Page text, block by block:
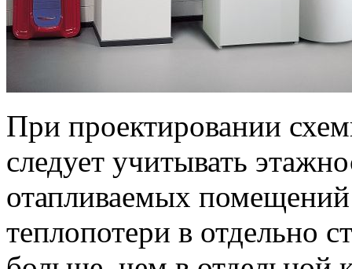
При проектировании
следует учитывать
отапливаемых
теплопотери в отдельно